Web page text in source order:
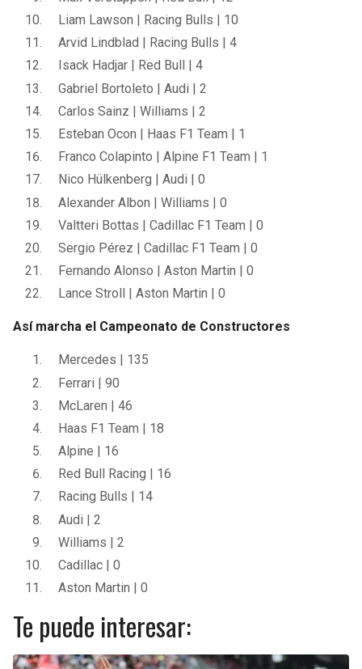
Liam Lawson | Racing Bulls | 10
Arvid Lindblad | Racing Bulls | 4
Isack Hadjar | Red Bull | 4
Gabriel Bortoleto | Audi | 2
Carlos Sainz | Williams | 2
Esteban Ocon | Haas F1 Team | 1
Franco Colapinto | Alpine F1 Team | 1
Nico Hülkenberg | Audi | 0
Alexander Albon | Williams | 0
Valtteri Bottas | Cadillac F1 Team | 0
Sergio Pérez | Cadillac F1 Team | 0
Fernando Alonso | Aston Martin | 0
Lance Stroll | Aston Martin | 0
Así marcha el Campeonato de Constructores
Mercedes | 135
Ferrari | 90
McLaren | 46
Haas F1 Team | 18
Alpine | 16
Red Bull Racing | 16
Racing Bulls | 14
Audi | 2
Williams | 2
Cadillac | 0
Aston Martin | 0
Te puede interesar: